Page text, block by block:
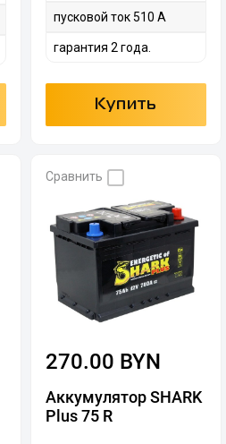
пусковой ток 510 А
гарантия 2 года.
Купить
Сравнить
270.00 BYN
Аккумулятор SHARK
Plus 75 R